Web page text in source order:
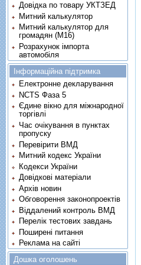
Довідка по товару УКТЗЕД
Митний калькулятор
Митний калькулятор для
громадян (М16)
Розрахунок імпорта
автомобіля
Інформаційна підтримка
Електронне декларування
NCTS Фаза 5
Єдине вікно для міжнародної
торгівлі
Час очікування в пунктах
пропуску
Перевірити ВМД
Митний кодекс України
Кодекси України
Довідкові матеріали
Архів новин
Обговорення законопроектів
Віддалений контроль ВМД
Перелік тестових завдань
Поширені питання
Реклама на сайті
Дошка оголошень